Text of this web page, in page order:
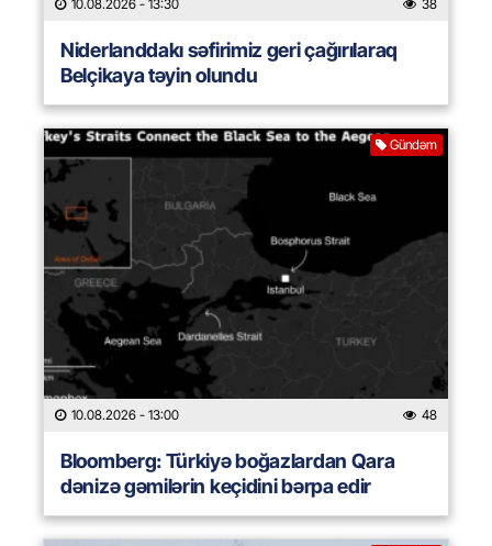
10.08.2026 - 13:30 38
Niderlanddakı səfirimiz geri çağırılaraq
Belçikaya təyin olundu
Gündəm
10.08.2026 - 13:00 48
Bloomberg: Türkiyə boğazlardan Qara
dənizə gəmilərin keçidini bərpa edir